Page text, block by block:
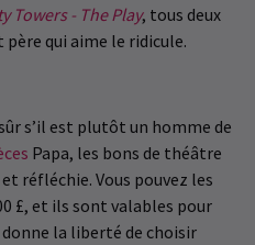
Towers - The Play, tous deux
qui aime le ridicule.
s’il est plutôt un homme de
Papa, les bons de théâtre
réfléchie. Vous pouvez les
£, et ils sont valables pour
la liberté de choisir